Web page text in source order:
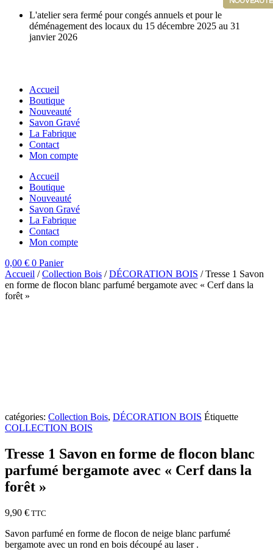
Aller
contenu
L'atelier sera fermé pour congés annuels et pour le
déménagement des locaux du 15 décembre 2025 au 31
janvier 2026
Accueil
Boutique
Nouveauté
Savon Gravé
La Fabrique
Contact
Mon compte
Accueil
Boutique
Nouveauté
Savon Gravé
La Fabrique
Contact
Mon compte
0,00 € 0 Panier
Accueil /Collection Bois /DÉCORATION BOIS / Tresse 1 Savon
en forme de flocon blanc parfumé bergamote avec « Cerf dans la
forêt »
catégories: Collection Bois, DÉCORATION BOIS Étiquette
COLLECTION BOIS
Tresse 1 Savon en forme de flocon blanc
parfumé bergamote avec « Cerf dans la
forêt »
9,90 € TTC
Savon parfumé en forme de flocon de neige blanc parfumé
bergamote avec un rond en bois découpé au laser .